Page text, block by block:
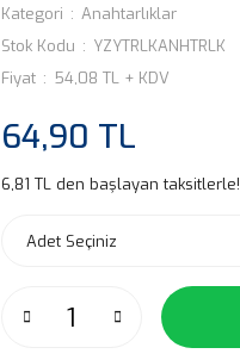
Kategori
Anahtarlıklar
Stok Kodu
YZYTRLKANHTRLK
Fiyat
54,08 TL + KDV
64,90 TL
6,81 TL den başlayan taksitlerle!